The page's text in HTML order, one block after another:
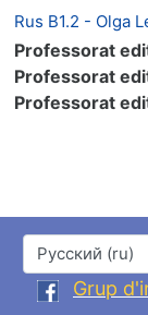
Rus B1.2 - Olga
Professorat
Professorat
Professorat
Язык
Grup